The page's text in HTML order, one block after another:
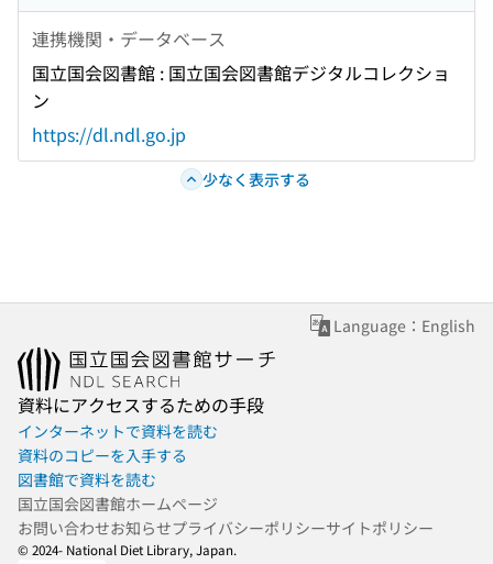
連携機関・データベース
国立国会図書館 : 国立国会図書館デジタルコレクショ
ン
https://dl.ndl.go.jp
少なく表示する
Language：English
資料にアクセスするための手段
インターネットで資料を読む
資料のコピーを入手する
図書館で資料を読む
国立国会図書館ホームページ
お問い合わせお知らせプライバシーポリシーサイトポリシー
© 2024- National Diet Library, Japan.